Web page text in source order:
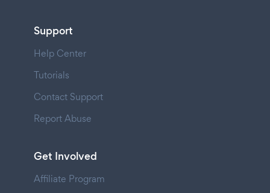
Support
Help Center
Tutorials
Contact Support
Report Abuse
Get Involved
Affiliate Program